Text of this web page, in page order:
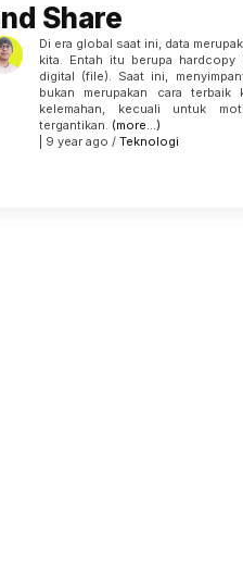
Share
Di era global saat ini, data
kita. Entah itu berupa hardcopy
digital (file). Saat ini,
bukan merupakan cara terbaik
kelemahan, kecuali untuk
tergantikan. (more…)
| 9 year ago / Teknologi